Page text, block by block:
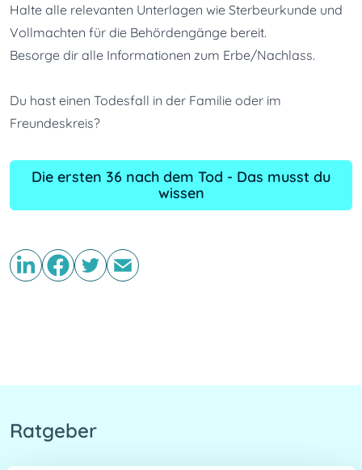
Halte alle relevanten Unterlagen wie Sterbeurkunde und
Vollmachten für die Behördengänge bereit.
Besorge dir alle Informationen zum Erbe/Nachlass.
Du hast einen Todesfall in der Familie oder im
Freundeskreis?
Die ersten 36 nach dem Tod - Das musst du
wissen
Ratgeber